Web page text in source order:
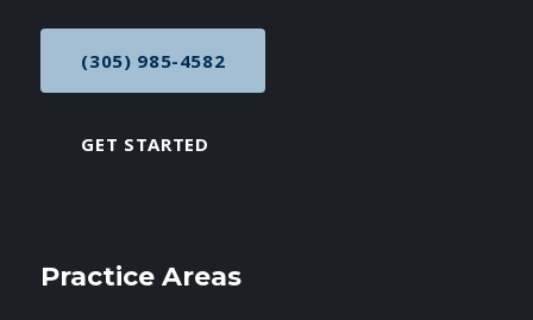
CALL NOW AT
(305) 985-4582
GET STARTED
Practice Areas